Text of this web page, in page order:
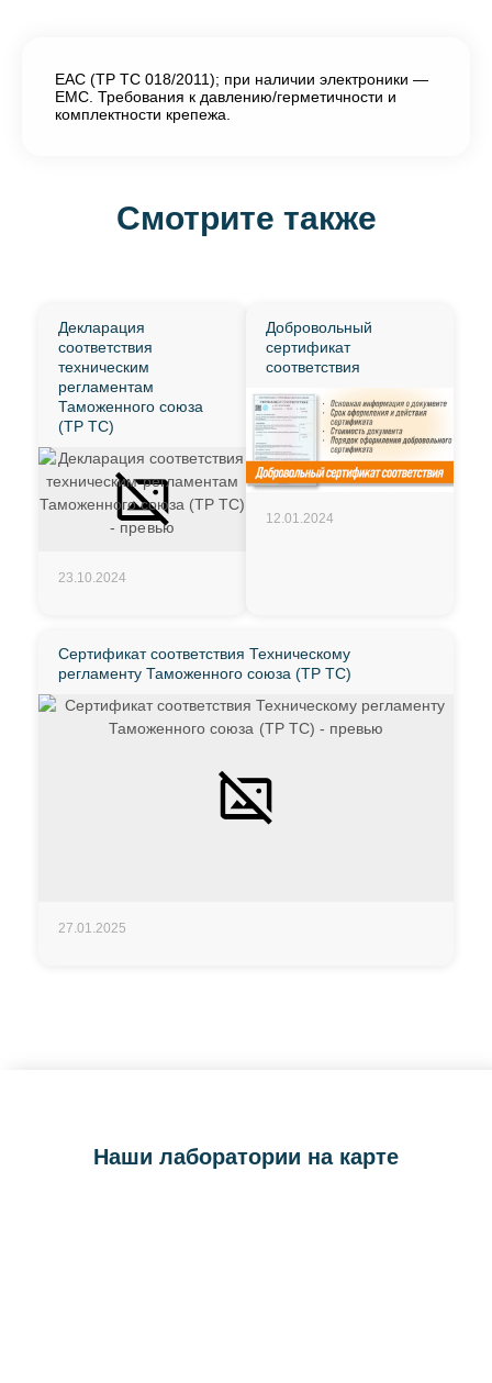
EAC (ТР ТС 018/2011); при наличии электроники —
EMC. Требования к давлению/герметичности и
комплектности крепежа.
Смотрите также
Декларация
соответствия
техническим
регламентам
Таможенного союза
(ТР ТС)
23.10.2024
Добровольный
сертификат
соответствия
12.01.2024
Сертификат соответствия Техническому
регламенту Таможенного союза (ТР ТС)
27.01.2025
Наши лаборатории на карте